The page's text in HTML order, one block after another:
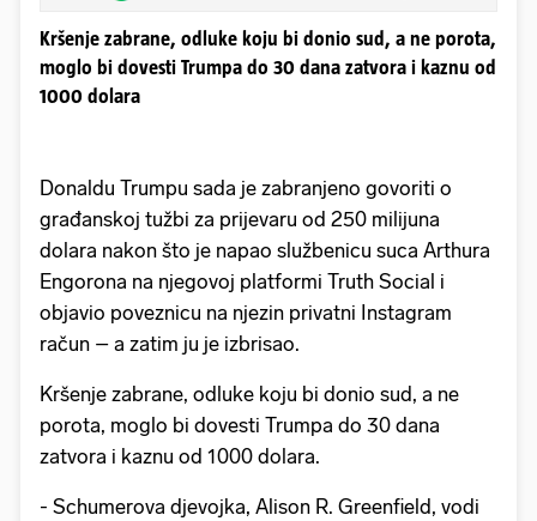
Kršenje zabrane, odluke koju bi donio sud, a ne porota,
moglo bi dovesti Trumpa do 30 dana zatvora i kaznu od
1000 dolara
Donaldu Trumpu sada je zabranjeno govoriti o
građanskoj tužbi za prijevaru od 250 milijuna
dolara nakon što je napao službenicu suca Arthura
Engorona na njegovoj platformi Truth Social i
objavio poveznicu na njezin privatni Instagram
račun – a zatim ju je izbrisao.
Kršenje zabrane, odluke koju bi donio sud, a ne
porota, moglo bi dovesti Trumpa do 30 dana
zatvora i kaznu od 1000 dolara.
- Schumerova djevojka, Alison R. Greenfield, vodi